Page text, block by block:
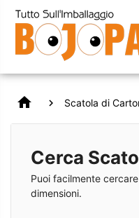
home Scatola di
Cerca
Puoi facilmente
dimensioni.